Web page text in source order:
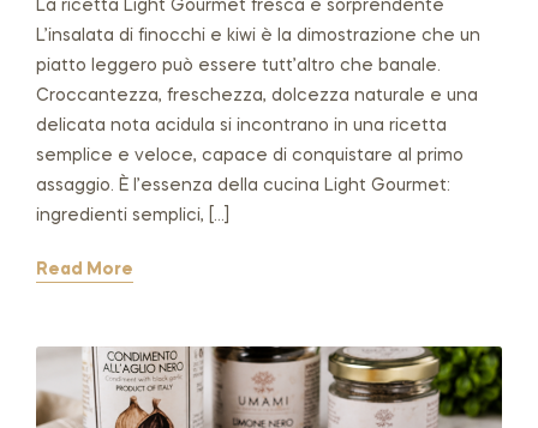
La ricetta Light Gourmet fresca e sorprendente
L’insalata di finocchi e kiwi è la dimostrazione che un
piatto leggero può essere tutt’altro che banale.
Croccantezza, freschezza, dolcezza naturale e una
delicata nota acidula si incontrano in una ricetta
semplice e veloce, capace di conquistare al primo
assaggio. È l’essenza della cucina Light Gourmet:
ingredienti semplici, […]
Read More